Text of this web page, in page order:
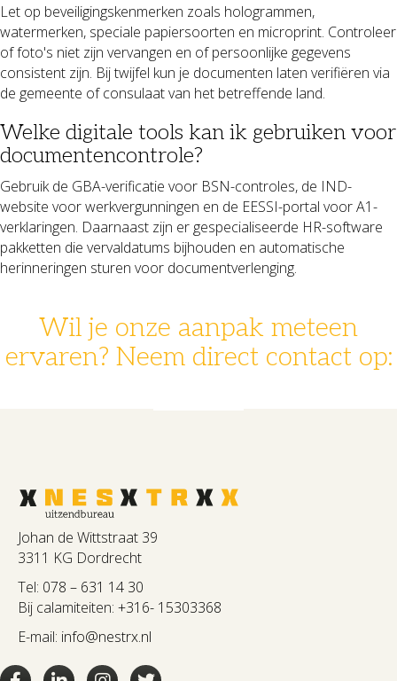
Let op beveiligingskenmerken zoals hologrammen,
watermerken, speciale papiersoorten en microprint. Controleer
of foto's niet zijn vervangen en of persoonlijke gegevens
consistent zijn. Bij twijfel kun je documenten laten verifiëren via
de gemeente of consulaat van het betreffende land.
Welke digitale tools kan ik gebruiken voor
documentencontrole?
Gebruik de GBA-verificatie voor BSN-controles, de IND-
website voor werkvergunningen en de EESSI-portal voor A1-
verklaringen. Daarnaast zijn er gespecialiseerde HR-software
pakketten die vervaldatums bijhouden en automatische
herinneringen sturen voor documentverlenging.
Wil je onze aanpak meteen
ervaren? Neem direct contact op:
Johan de Wittstraat 39
3311 KG Dordrecht
Tel: 078 – 631 14 30
Bij calamiteiten: +316- 15303368
E-mail: info@nestrx.nl